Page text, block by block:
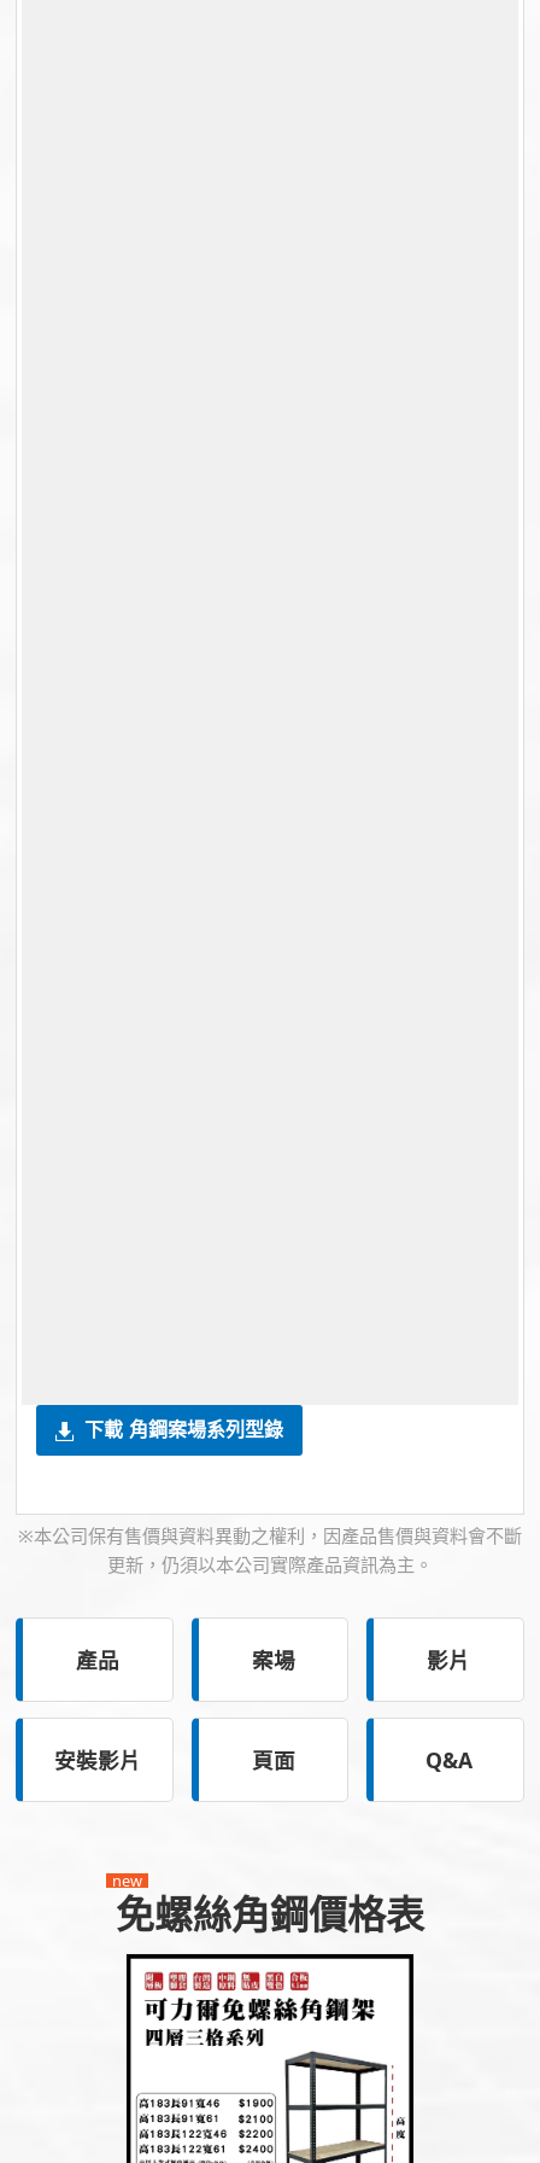
下載 角鋼案場系列型錄
※本公司保有售價與資料異動之權利，因產品售價與資料會不斷
更新，仍須以本公司實際產品資訊為主。
產品 案場 影片
安裝影片 頁面 Q&A
免螺絲角鋼價格表
new